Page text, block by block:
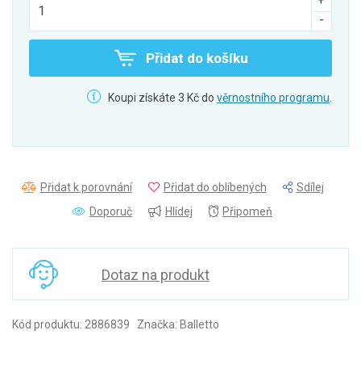
Přidat do košíku
Koupi získáte 3 Kč do věrnostního programu
Přidat k porovnání Přidat do oblíbených
Sdílej
Doporuč
Hlídej Připomeň
Dotaz na produkt
Kód produktu: 2886839 Značka: Balletto